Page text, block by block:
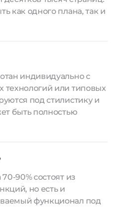
как одного плана, так и
индивидуально с
технологий или типовых
под стилистику и
быть полностью
90% состоят из
но есть и
функционал под